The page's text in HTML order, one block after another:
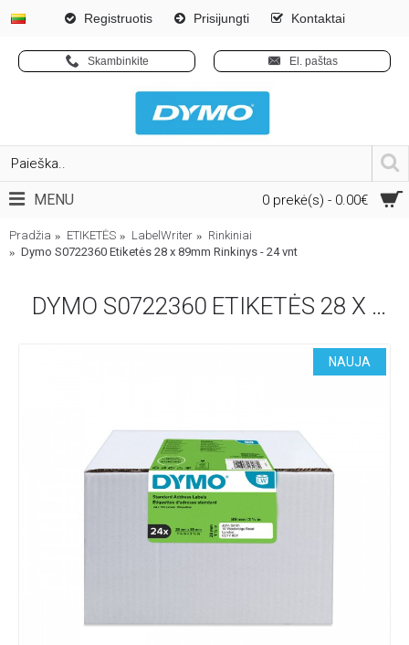
Registruotis Prisijungti Kontaktai
Skambinkite El. paštas
0 prekė(s) - 0.00€
MENU
Pradžia ETIKETĖS LabelWriter
Rinkiniai
Dymo S0722360 Etiketės 28 x 89mm Rinkinys - 24 vnt
DYMO S0722360 ETIKETĖS 28 X 89MM RINKINYS - 24 VNT
NAUJA